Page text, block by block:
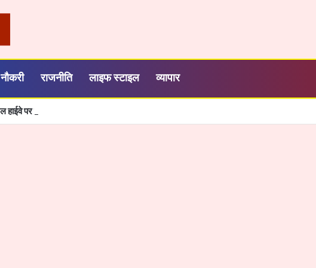
नौकरी राजनीति लाइफ स्टाइल व्यापार
पर संजय बाके बिहारी ढाबा मे डीजल चोरी का खेल बेनकाब, पुलिस की कार्रवाई से मचा हड़कंप